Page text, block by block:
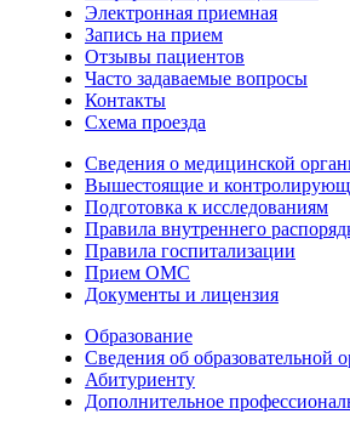
Электронная приемная
Запись на прием
Отзывы пациентов
Часто задаваемые вопросы
Контакты
Схема проезда
Сведения о медицинской
Вышестоящие и
Подготовка к исследованиям
Правила внутреннего
Правила госпитализации
Прием ОМС
Документы и лицензия
Образование
Сведения об образовательной
Абитуриенту
Дополнительное